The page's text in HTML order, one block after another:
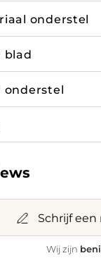
onderstel
blad
onderstel
Schrijf
Wij zijn